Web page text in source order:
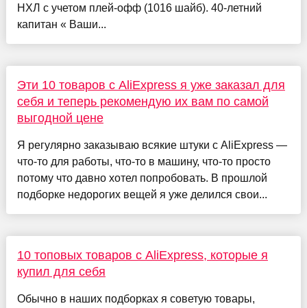
НХЛ с учетом плей-офф (1016 шайб). 40-летний
капитан « Ваши...
Эти 10 товаров с AliExpress я уже заказал для
себя и теперь рекомендую их вам по самой
выгодной цене
Я регулярно заказываю всякие штуки с AliExpress —
что-то для работы, что-то в машину, что-то просто
потому что давно хотел попробовать. В прошлой
подборке недорогих вещей я уже делился свои...
10 топовых товаров с AliExpress, которые я
купил для себя
Обычно в наших подборках я советую товары,